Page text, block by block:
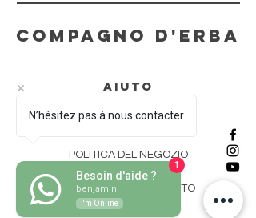
N’hésitez pas à nous contacter
Besoin d'aide ?
benjamin
I'm Online
1
Compagno d'erba
AIUTO
CONSEGNA E RESI
POLITICA DEL NEGOZIO
MODALITÀ DI PAGAMENTO